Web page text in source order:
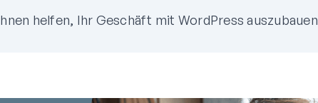
helfen, Ihr Geschäft mit WordPress auszubauen